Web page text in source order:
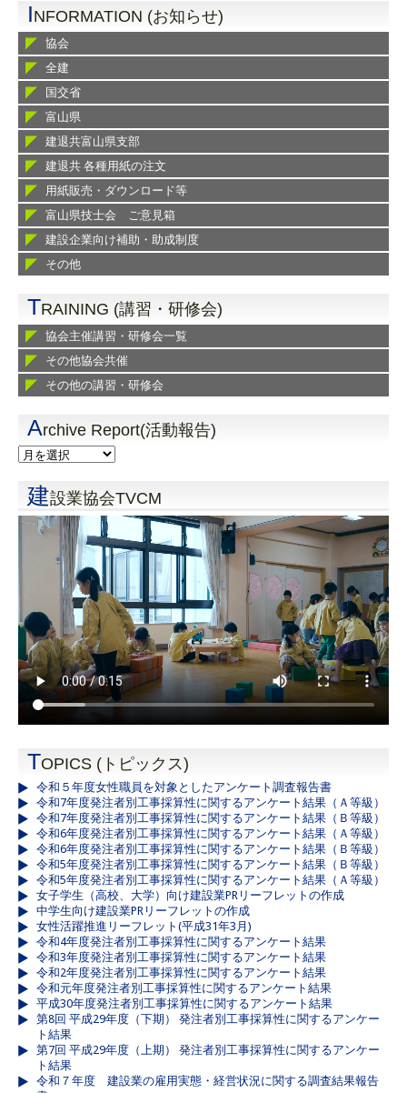
INFORMATION (お知らせ)
協会
全建
国交省
富山県
建退共富山県支部
建退共 各種用紙の注文
用紙販売・ダウンロード等
富山県技士会 ご意見箱
建設企業向け補助・助成制度
その他
TRAINING (講習・研修会)
協会主催講習・研修会一覧
その他協会共催
その他の講習・研修会
Archive Report(活動報告)
建設業協会TVCM
TOPICS (トピックス)
令和５年度女性職員を対象としたアンケート調査報告書
令和7年度発注者別工事採算性に関するアンケート結果（Ａ等級）
令和7年度発注者別工事採算性に関するアンケート結果（Ｂ等級）
令和6年度発注者別工事採算性に関するアンケート結果（Ａ等級）
令和6年度発注者別工事採算性に関するアンケート結果（Ｂ等級）
令和5年度発注者別工事採算性に関するアンケート結果（Ｂ等級）
令和5年度発注者別工事採算性に関するアンケート結果（Ａ等級）
女子学生（高校、大学）向け建設業PRリーフレットの作成
中学生向け建設業PRリーフレットの作成
女性活躍推進リーフレット(平成31年3月)
令和4年度発注者別工事採算性に関するアンケート結果
令和3年度発注者別工事採算性に関するアンケート結果
令和2年度発注者別工事採算性に関するアンケート結果
令和元年度発注者別工事採算性に関するアンケート結果
平成30年度発注者別工事採算性に関するアンケート結果
第8回 平成29年度（下期） 発注者別工事採算性に関するアンケー
ト結果
第7回 平成29年度（上期） 発注者別工事採算性に関するアンケー
ト結果
令和７年度 建設業の雇用実態・経営状況に関する調査結果報告